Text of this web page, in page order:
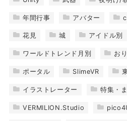
年間行事 アバター
花見 城 アイドル別
ワールドトレンド月別 お
ポータル SlimeVR
イラストレーター 特集・
VERMILION.Studio